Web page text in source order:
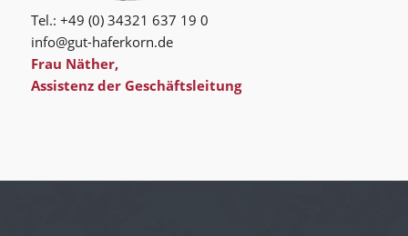
Tel.: +49 (0) 34321 637 19 0
info@gut-haferkorn.de
Frau Näther,
Assistenz der Geschäftsleitung